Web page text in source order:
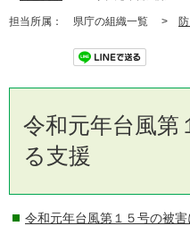
担当所属： 県庁の組織一覧 >
令和元年台風第
る支援
令和元年台風第１５号の被